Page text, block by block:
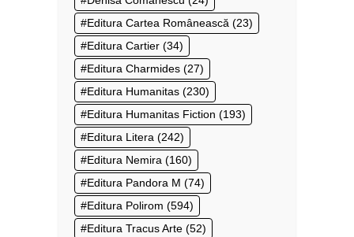
Editura Cartea Românească (23)
Editura Cartier (34)
Editura Charmides (27)
Editura Humanitas (230)
Editura Humanitas Fiction (193)
Editura Litera (242)
Editura Nemira (160)
Editura Pandora M (74)
Editura Polirom (594)
Editura Tracus Arte (52)